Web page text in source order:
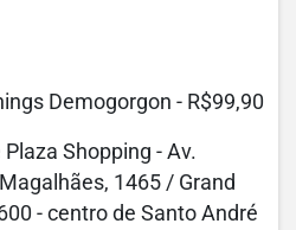
Demogorgon - R$99,90
Shopping - Av.
1465 / Grand
- centro de Santo André